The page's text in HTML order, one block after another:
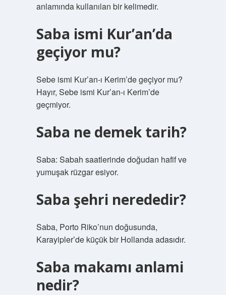
anlamında kullanılan bir kelimedir.
Saba ismi Kur’an’da
geçiyor mu?
Sebe ismi Kur’an-ı Kerim’de geçiyor mu?
Hayır, Sebe ismi Kur’an-ı Kerim’de
geçmiyor.
Saba ne demek tarih?
Saba: Sabah saatlerinde doğudan hafif ve
yumuşak rüzgar esiyor.
Saba şehri nerededir?
Saba, Porto Riko’nun doğusunda,
Karayipler’de küçük bir Hollanda adasıdır.
Saba makamı anlami
nedir?